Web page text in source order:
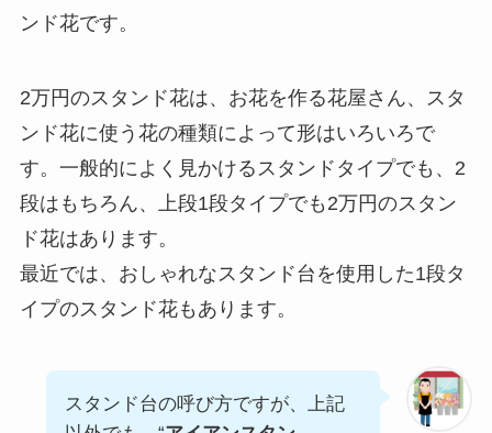
ンド花です。
2万円のスタンド花は、お花を作る花屋さん、スタ
ンド花に使う花の種類によって形はいろいろで
す。一般的によく見かけるスタンドタイプでも、2
段はもちろん、上段1段タイプでも2万円のスタン
ド花はあります。
最近では、おしゃれなスタンド台を使用した1段タ
イプのスタンド花もあります。
スタンド台の呼び方ですが、上記